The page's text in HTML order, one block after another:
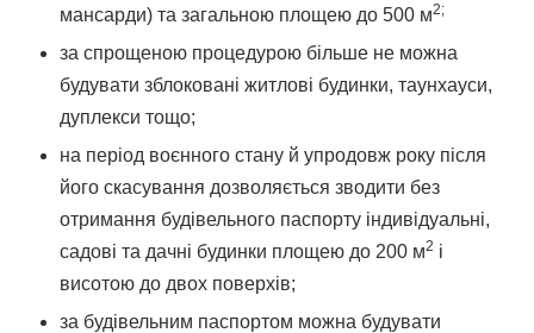
мансарди) та загальною площею до 500 м2;
за спрощеною процедурою більше не можна
будувати зблоковані житлові будинки, таунхауси,
дуплекси тощо;
на період воєнного стану й упродовж року після
його скасування дозволяється зводити без
отримання будівельного паспорту індивідуальні,
садові та дачні будинки площею до 200 м2 і
висотою до двох поверхів;
за будівельним паспортом можна будувати